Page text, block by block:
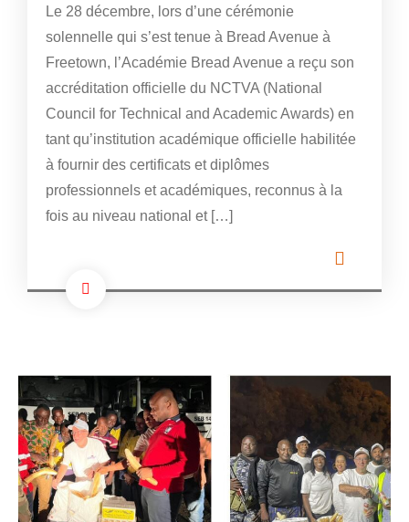
Le 28 décembre, lors d’une cérémonie
solennelle qui s’est tenue à Bread Avenue à
Freetown, l’Académie Bread Avenue a reçu son
accréditation officielle du NCTVA (National
Council for Technical and Academic Awards) en
tant qu’institution académique officielle habilitée
à fournir des certificats et diplômes
professionnels et académiques, reconnus à la
fois au niveau national et […]